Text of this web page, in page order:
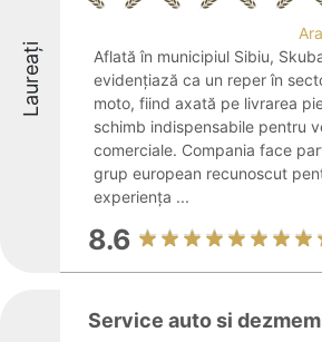
Laureați
Aflată în municipiul Sibiu,
evidențiază ca un reper în
moto, fiind axată pe livrarea
schimb indispensabile pentru
comerciale. Compania face
grup european recunoscut
experiența ...
8.6
Service auto si